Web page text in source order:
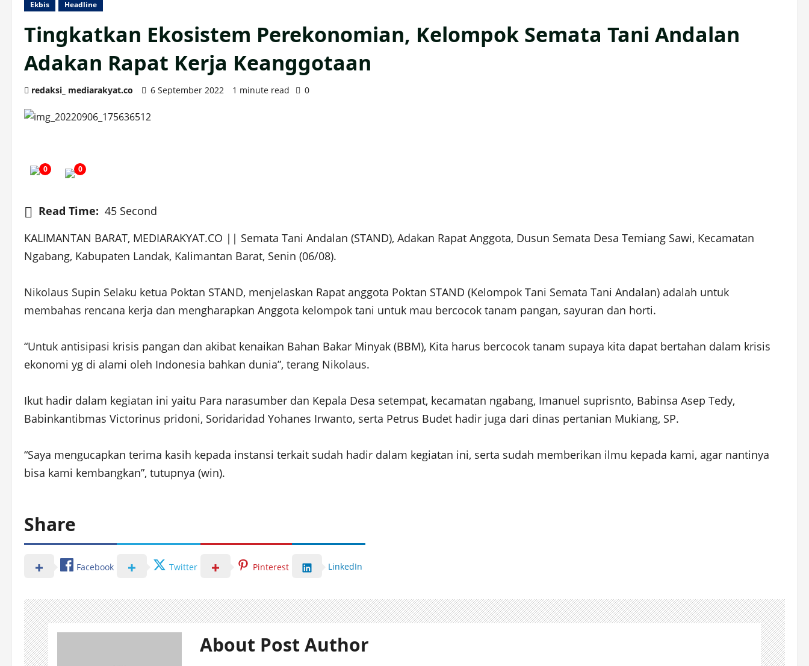
Ekbis Headline
Tingkatkan Ekosistem Perekonomian, Kelompok Semata Tani Andalan
Adakan Rapat Kerja Keanggotaan
redaksi_ mediarakyat.co 6 September 2022 1 minute read 0
0 0
Read Time: 45 Second
KALIMANTAN BARAT, MEDIARAKYAT.CO || Semata Tani Andalan (STAND), Adakan Rapat Anggota, Dusun Semata Desa Temiang Sawi, Kecamatan
Ngabang, Kabupaten Landak, Kalimantan Barat, Senin (06/08).
Nikolaus Supin Selaku ketua Poktan STAND, menjelaskan Rapat anggota Poktan STAND (Kelompok Tani Semata Tani Andalan) adalah untuk
membahas rencana kerja dan mengharapkan Anggota kelompok tani untuk mau bercocok tanam pangan, sayuran dan horti.
“Untuk antisipasi krisis pangan dan akibat kenaikan Bahan Bakar Minyak (BBM), Kita harus bercocok tanam supaya kita dapat bertahan dalam krisis
ekonomi yg di alami oleh Indonesia bahkan dunia”, terang Nikolaus.
Ikut hadir dalam kegiatan ini yaitu Para narasumber dan Kepala Desa setempat, kecamatan ngabang, Imanuel suprisnto, Babinsa Asep Tedy,
Babinkantibmas Victorinus pridoni, Soridaridad Yohanes Irwanto, serta Petrus Budet hadir juga dari dinas pertanian Mukiang, SP.
“Saya mengucapkan terima kasih kepada instansi terkait sudah hadir dalam kegiatan ini, serta sudah memberikan ilmu kepada kami, agar nantinya
bisa kami kembangkan”, tutupnya (win).
Share
Facebook Twitter Pinterest LinkedIn
About Post Author